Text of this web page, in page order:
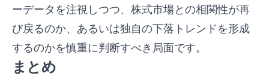
ーデータを注視しつつ、株式市場との相関性が再
び戻るのか、あるいは独自の下落トレンドを形成
するのかを慎重に判断すべき局面です。
まとめ